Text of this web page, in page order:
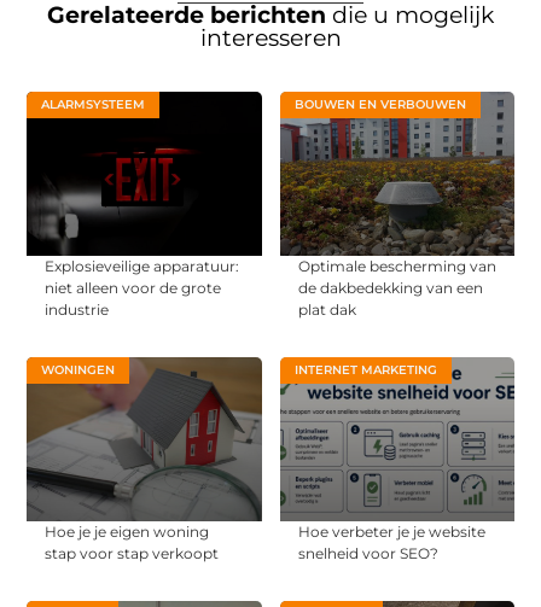
Gerelateerde berichten die u mogelijk
interesseren
ALARMSYSTEEM
Explosieveilige apparatuur:
niet alleen voor de grote
industrie
BOUWEN EN VERBOUWEN
Optimale bescherming van
de dakbedekking van een
plat dak
WONINGEN
Hoe je je eigen woning
stap voor stap verkoopt
INTERNET MARKETING
Hoe verbeter je je website
snelheid voor SEO?